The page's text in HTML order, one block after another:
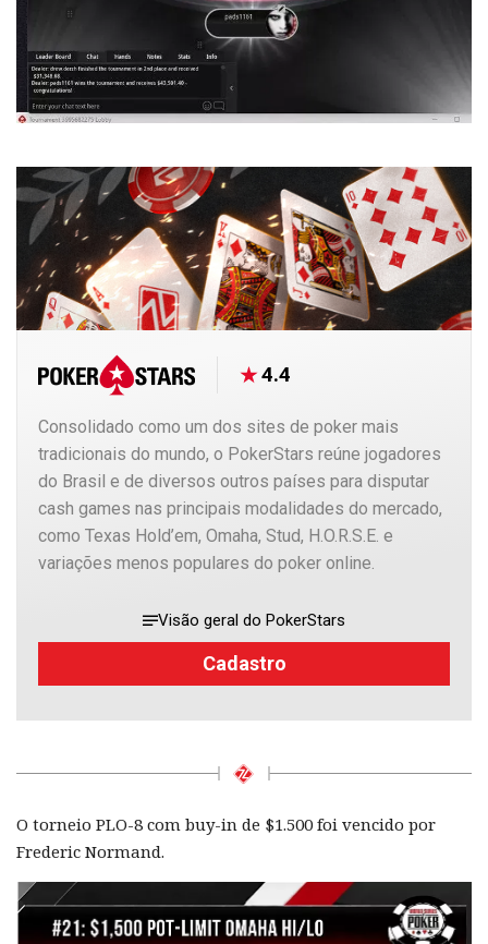
4.4
Consolidado como um dos sites de poker mais
tradicionais do mundo, o PokerStars reúne jogadores
do Brasil e de diversos outros países para disputar
cash games nas principais modalidades do mercado,
como Texas Hold’em, Omaha, Stud, H.O.R.S.E. e
variações menos populares do poker online.
Visão geral do PokerStars
Cadastro
O torneio PLO-8 com buy-in de $1.500 foi vencido por
Frederic Normand.